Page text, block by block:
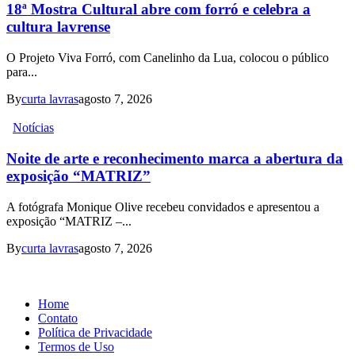
18ª Mostra Cultural abre com forró e celebra a
cultura lavrense
O Projeto Viva Forró, com Canelinho da Lua, colocou o público
para...
Bycurta lavrasagosto 7, 2026
Notícias
Noite de arte e reconhecimento marca a abertura da
exposição “MATRIZ”
A fotógrafa Monique Olive recebeu convidados e apresentou a
exposição “MATRIZ –...
Bycurta lavrasagosto 7, 2026
Home
Contato
Política de Privacidade
Termos de Uso